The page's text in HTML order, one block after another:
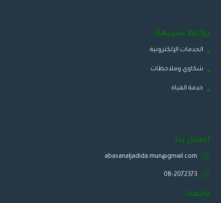
روابط سريعة
الخدمات الإلكترونية
شكاوي وملاحظات
خدمة المياة
اتصل بنا
abasanaljadida.mun@gmail.com
08-2072373
تابعنا